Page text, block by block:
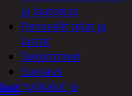
ja laatoitus
Pensselit telat ja
lastat
Sekoittimet
Suojaus
työkalut ja